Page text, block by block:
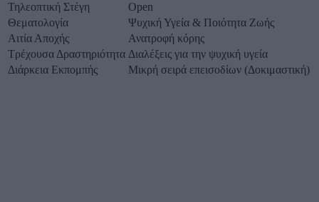
Τηλεοπτική Στέγη
Open
Θεματολογία
Ψυχική Υγεία & Ποιότητα Ζωής
Αιτία Αποχής
Ανατροφή κόρης
Τρέχουσα Δραστηριότητα Διαλέξεις για την ψυχική υγεία
Διάρκεια Εκπομπής
Μικρή σειρά επεισοδίων (Δοκιμαστική)